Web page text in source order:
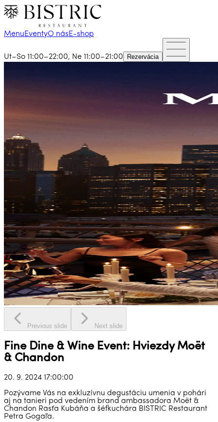
MenuEventyO násE-shop
Ut–So 11:00–22:00, Ne 11:00–21:00 Rezervácia
Previous slide Next slide
Fine Dine & Wine Event: Hviezdy Moët
& Chandon
20. 9. 2024 17:00:00
Pozývame Vás na exkluzívnu degustáciu umenia v pohári
aj na tanieri pod vedením brand ambassadora Moët &
Chandon Rasťa Kubáňa a šéfkuchára BISTRIC Restaurant
Petra Gogaľa.